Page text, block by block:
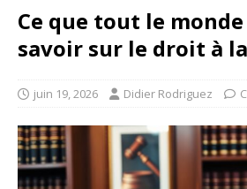
Ce que tout le
savoir sur le droit à
juin 19, 2026 Didier Rodriguez